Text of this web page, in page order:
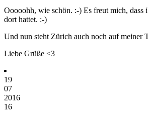
Ooooohh, wie schön. :-) Es freut mich, dass
dort hattet. :-)
Und nun steht Zürich auch noch auf meiner
Liebe Grüße <3
19
07
2016
16